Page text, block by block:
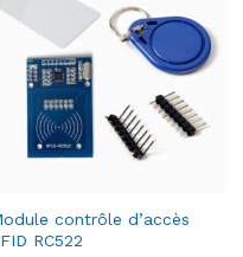
contrôle d’accès
RC522